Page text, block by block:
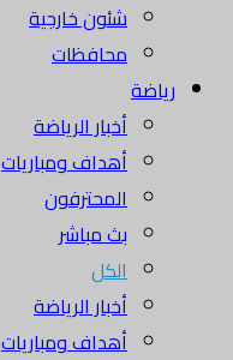
شئون خارجية
محافظات
رياضة
أخبار الرياضة
أهداف ومباريات
المحترفون
بث مباشر
الكل
أخبار الرياضة
أهداف ومباريات